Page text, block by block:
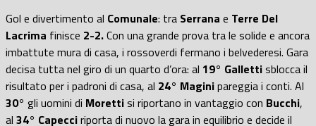
Gol e divertimento al Comunale: tra Serrana e Terre Del
Lacrima finisce 2-2.Con una grande prova tra le solide e ancora
imbattute mura di casa, i rossoverdi fermano i belvederesi. Gara
decisa tutta nel giro di un quarto d’ora: al 19° Gallettisblocca il
risultato per i padroni di casa, al 24° Maginipareggia i conti. Al
30° gli uomini di Morettisi riportano in vantaggio con Bucchi,
al 34° Capecciriporta di nuovo la gara in equilibrio e decide il